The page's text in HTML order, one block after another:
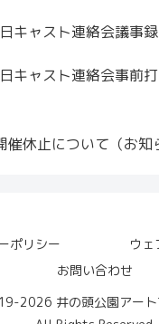
キャスト連絡会議事録
キャスト連絡会事前
休止について（お知
ポリシー
ウ
お問い合わせ
2026 井の頭公園アート